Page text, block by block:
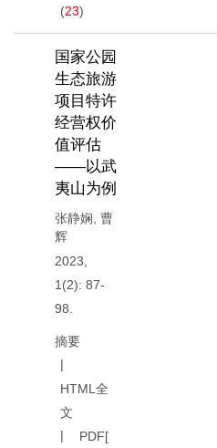
(23)
国家公园
生态旅游
项目特许
经营权价
值评估
——以武
夷山为例
张静娴 曹
辉
2023,
1(2): 87-
98.
摘要
HTML全
文
PDF[